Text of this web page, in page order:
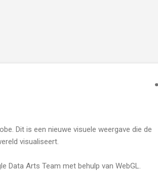
Dit is een nieuwe visuele weergave die de
visualiseert.
Arts Team met behulp van WebGL.